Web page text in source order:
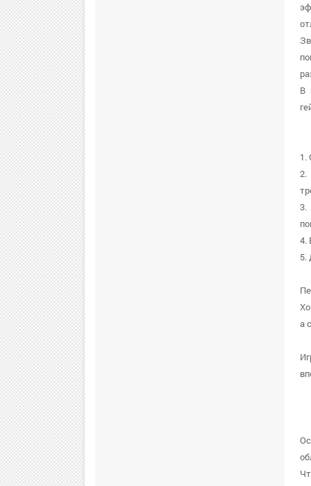
В
1.
2.
3.
4.
5.
а